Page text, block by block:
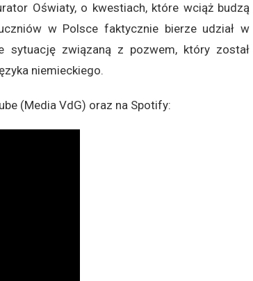
Oświaty, o kwestiach, które wciąż budzą
w Polsce faktycznie bierze udział w
sytuację związaną z pozwem, który został
niemieckiego.
(Media VdG) oraz na Spotify: